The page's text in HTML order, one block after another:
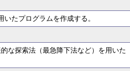
たプログラムを作成する。
な探索法（最急降下法など）を用いた